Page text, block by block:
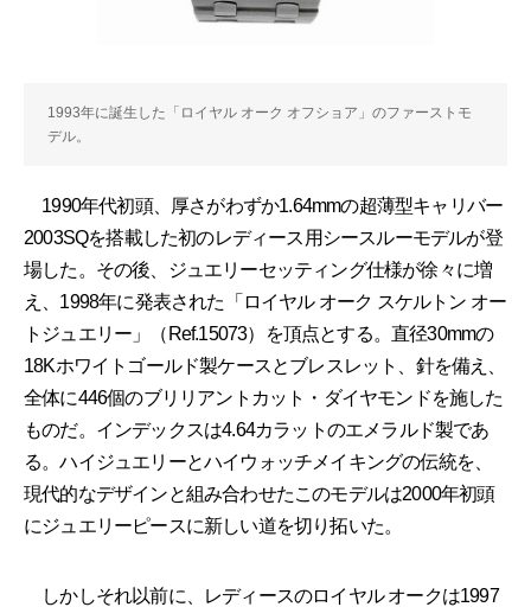
1993年に誕生した「ロイヤル オーク オフショア」のファーストモ
デル。
1990年代初頭、厚さがわずか1.64mmの超薄型キャリバー
2003SQを搭載した初のレディース用シースルーモデルが登
場した。その後、ジュエリーセッティング仕様が徐々に増
え、1998年に発表された「ロイヤル オーク スケルトン オー
トジュエリー」（Ref.15073）を頂点とする。直径30mmの
18Kホワイトゴールド製ケースとブレスレット、針を備え、
全体に446個のブリリアントカット・ダイヤモンドを施した
ものだ。インデックスは4.64カラットのエメラルド製であ
る。ハイジュエリーとハイウォッチメイキングの伝統を、
現代的なデザインと組み合わせたこのモデルは2000年初頭
にジュエリーピースに新しい道を切り拓いた。
しかしそれ以前に、レディースのロイヤル オークは1997